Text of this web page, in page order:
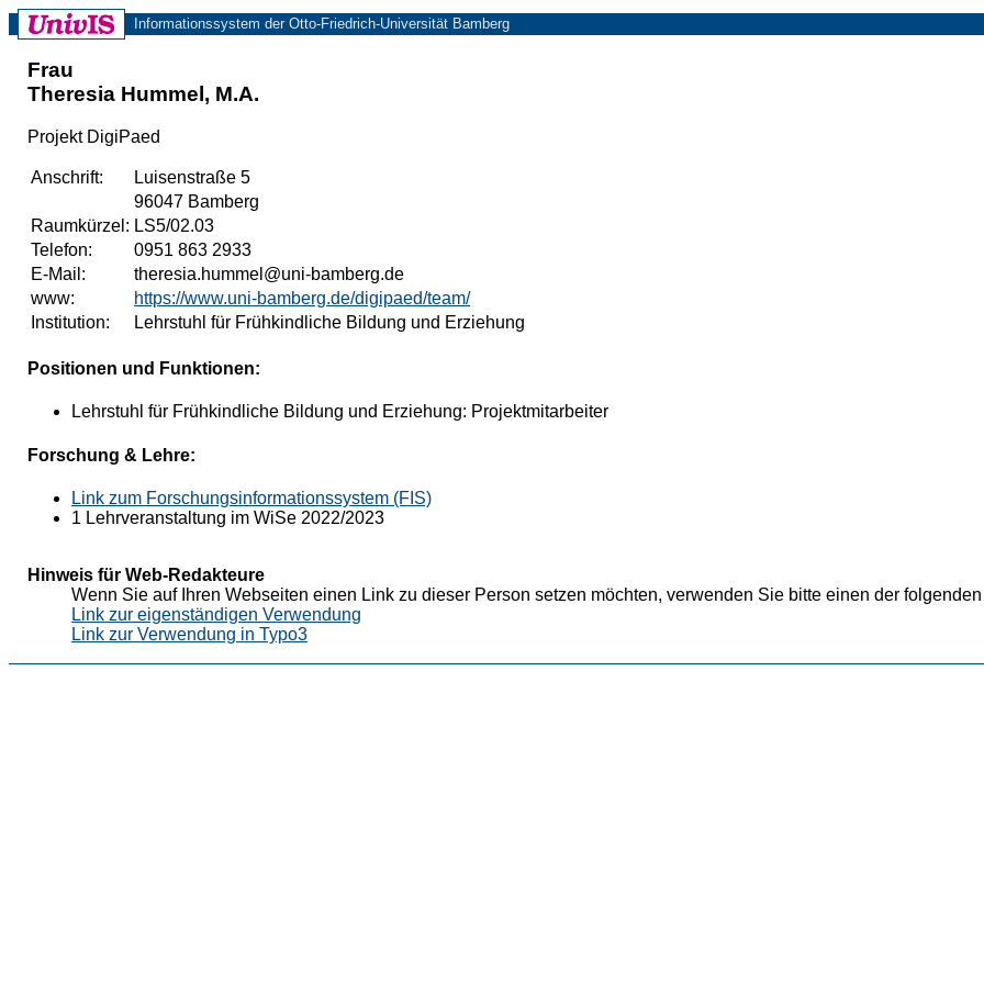
Informationssystem der Otto-Friedrich-Universität Bamberg
Frau
Theresia Hummel, M.A.
Projekt DigiPaed
Anschrift:
Luisenstraße 5
96047 Bamberg
Raumkürzel: LS5/02.03
Telefon:
0951 863 2933
E-Mail:
theresia.hummel@uni-bamberg.de
www:
https://www.uni-bamberg.de/digipaed/team/
Institution:
Lehrstuhl für Frühkindliche Bildung und Erziehung
Positionen und Funktionen:
Lehrstuhl für Frühkindliche Bildung und Erziehung: Projektmitarbeiter
Forschung & Lehre:
Link zum Forschungsinformationssystem (FIS)
1 Lehrveranstaltung im WiSe 2022/2023
Hinweis für Web-Redakteure
Wenn Sie auf Ihren Webseiten einen Link zu dieser Person setzen möchten, verwenden Sie bitte einen der
Link zur eigenständigen Verwendung
Link zur Verwendung in Typo3